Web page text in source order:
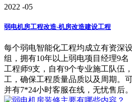
2022 -05
弱电机房工程改造-机房改造建设工程
每个弱电智能化工程均成立有资深
组，拥有10年以上弱电项目经理9
工程师9支，自有9个专业施工队伍
工，确保工程质量品质以及周期。
并有7*24小时客服在线，无忧售后。